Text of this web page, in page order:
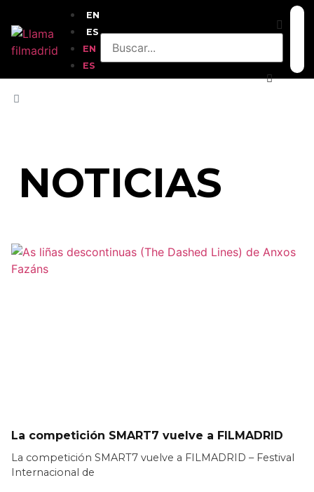
EN
ES
EN
ES
NOTICIAS
La competición SMART7 vuelve a FILMADRID
La competición SMART7 vuelve a FILMADRID – Festival
Internacional de